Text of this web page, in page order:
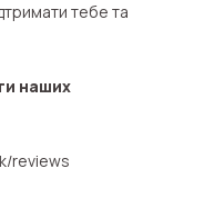
тебе та
наших
reviews